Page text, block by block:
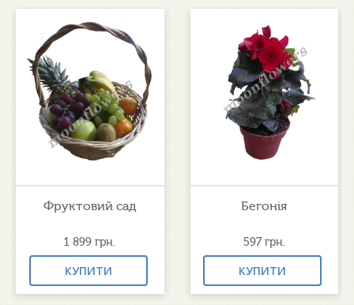
Фруктовий сад
1 899грн.
КУПИТИ
Бегонія
597грн.
КУПИТИ